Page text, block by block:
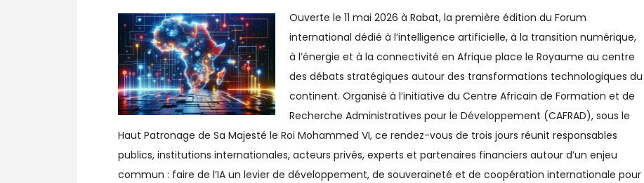
Ouverte le 11 mai 2026 à Rabat, la première édition du Forum
international dédié à l’intelligence artificielle, à la transition numérique,
à l’énergie et à la connectivité en Afrique place le Royaume au centre
des débats stratégiques autour des transformations technologiques du
continent. Organisé à l’initiative du Centre Africain de Formation et de
Recherche Administratives pour le Développement (CAFRAD), sous le
Haut Patronage de Sa Majesté le Roi Mohammed VI, ce rendez-vous de trois jours réunit responsables
publics, institutions internationales, acteurs privés, experts et partenaires financiers autour d’un enjeu
commun : faire de l’IA un levier de développement, de souveraineté et de coopération internationale pour